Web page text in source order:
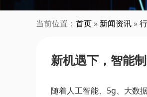
当前位置： 首页 » 新闻资讯 »
新机遇下，智能
随着人工智能、5g、大数